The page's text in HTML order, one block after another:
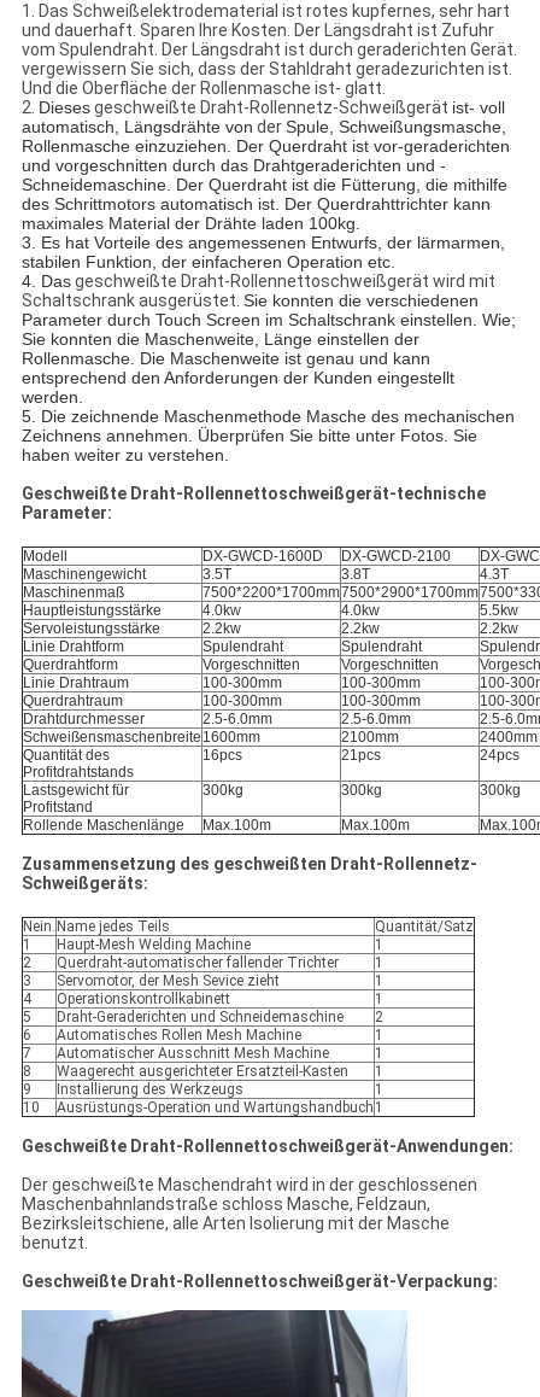
1. Das Schweißelektrodematerial ist rotes kupfernes, sehr hart
und dauerhaft. Sparen Ihre Kosten. Der Längsdraht ist Zufuhr
vom Spulendraht. Der Längsdraht ist durch geraderichten Gerät.
vergewissern Sie sich, dass der Stahldraht geradezurichten ist.
Und die Oberfläche der Rollenmasche ist- glatt.
2. Diesesgeschweißte Draht-Rollennetz-Schweißgerät ist- voll
automatisch, Längsdrähte von derSpule, Schweißungsmasche,
Rollenmasche einzuziehen. Der Querdraht ist vor-geraderichten
und vorgeschnitten durch das Drahtgeraderichten und -
Schneidemaschine. Der Querdraht ist die Fütterung, die mithilfe
des Schrittmotors automatisch ist. Der Querdrahttrichter kann
maximales Material der Drähte laden 100kg.
3. Es hat Vorteile des angemessenen Entwurfs, der lärmarmen,
stabilen Funktion, der einfacheren Operation etc.
4. Dasgeschweißte Draht-Rollennettoschweißgerät wird mit
Schaltschrank ausgerüstet. Sie konnten die verschiedenen
Parameter durch Touch Screen im Schaltschrank einstellen. Wie;
Sie konnten die Maschenweite, Länge einstellen der
Rollenmasche. Die Maschenweite ist genau und kann
entsprechend den Anforderungen der Kunden eingestellt
werden.
5. Die zeichnende Maschenmethode Masche des mechanischen
Zeichnens annehmen. Überprüfen Sie bitte unter Fotos. Sie
haben weiter zu verstehen.
Geschweißte Draht-Rollennettoschweißgerät-technische
Parameter:
Modell DX-GWCD-1600D DX-GWCD-2100
DX-
Maschinengewicht
3.5T 3.8T
4.3T
Maschinenmaß
7500*2200*1700mm7500*2900*1700mm
Hauptleistungsstärke
4.0kw 4.0kw
5.5kw
Servoleistungsstärke
2.2kw 2.2kw
2.2kw
Linie Drahtform
Spulendraht Spulendraht
Querdrahtform
Vorgeschnitten Vorgeschnitten
Linie Drahtraum
100-300mm 100-300mm
100-
Querdrahtraum
100-300mm 100-300mm
100-
Drahtdurchmesser
2.5-6.0mm 2.5-6.0mm
2.5-
Schweißensmaschenbreite 1600mm 2100mm
2400mm
Quantität des
Profitdrahtstands
16pcs 21pcs 24pcs
Lastsgewicht für
Profitstand
300kg 300kg 300kg
Rollende Maschenlänge Max.100m Max.100m
Zusammensetzung des geschweißten Draht-Rollennetz-
Schweißgeräts:
Nein. Name jedes Teils
Quantität/Satz
1
Haupt-Mesh Welding Machine
1
2
Querdraht-automatischer fallender Trichter
1
3
Servomotor, der Mesh Sevice zieht
1
4
Operationskontrollkabinett
1
5
Draht-Geraderichten und Schneidemaschine
2
6
Automatisches Rollen Mesh Machine
1
7
Automatischer Ausschnitt Mesh Machine
1
8
Waagerecht ausgerichteter Ersatzteil-Kasten
1
9
Installierung des Werkzeugs
1
10
Ausrüstungs-Operation und Wartungshandbuch 1
Geschweißte Draht-Rollennettoschweißgerät-Anwendungen:
Der geschweißte Maschendraht wird in der geschlossenen
Maschenbahnlandstraße schloss Masche, Feldzaun,
Bezirksleitschiene, alle Arten Isolierung mit der Masche
benutzt.
Geschweißte Draht-Rollennettoschweißgerät-Verpackung: